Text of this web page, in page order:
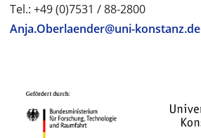
Tel.: +49 (0)7531 / 88-2800
Anja.Oberlaender@uni-konstanz.de